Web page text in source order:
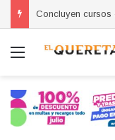
Menú